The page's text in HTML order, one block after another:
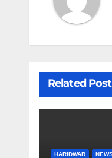
Related Post
HARIDWAR